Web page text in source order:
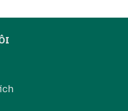
Zebrastore.vn